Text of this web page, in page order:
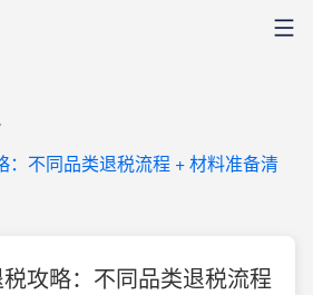
：不同品类退税流程 + 材料准备清
攻略：不同品类退税流程